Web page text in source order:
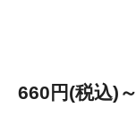
660円(税込)～